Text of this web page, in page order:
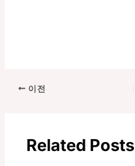
이전
Related Posts